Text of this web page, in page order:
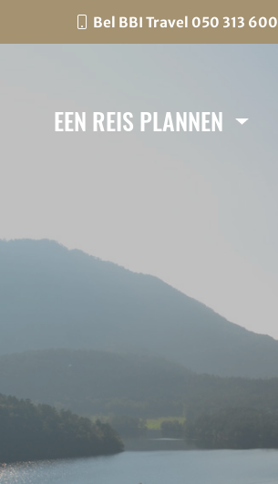
Bel BBI Travel 050 313
EEN REIS PLANNEN